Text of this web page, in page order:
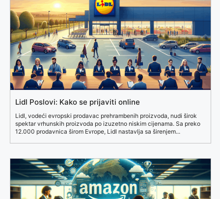
Lidl Poslovi: Kako se prijaviti online
Lidl, vodeći evropski prodavac prehrambenih proizvoda, nudi širok
spektar vrhunskih proizvoda po izuzetno niskim cijenama. Sa preko
12.000 prodavnica širom Evrope, Lidl nastavlja sa širenjem...